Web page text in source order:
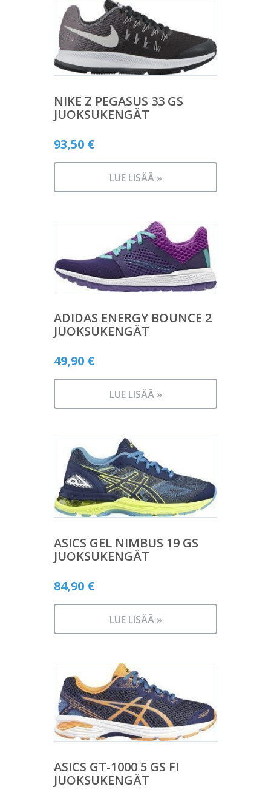
NIKE Z PEGASUS 33 GS
JUOKSUKENGÄT
93,50 €
LUE LISÄÄ »
ADIDAS ENERGY BOUNCE 2
JUOKSUKENGÄT
49,90 €
LUE LISÄÄ »
ASICS GEL NIMBUS 19 GS
JUOKSUKENGÄT
84,90 €
LUE LISÄÄ »
ASICS GT-1000 5 GS FI
JUOKSUKENGÄT